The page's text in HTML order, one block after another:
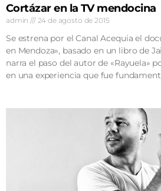
Cortázar en la TV mendocina
admin 24 de agosto de 2015
Se estrena por el Canal Acequia el
en Mendoza», basado en un libro de
narra el paso del autor de «Rayuela»
en una experiencia que fue